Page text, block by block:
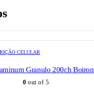
CELULAR
Granulo 200ch Boiron
0 out of 5